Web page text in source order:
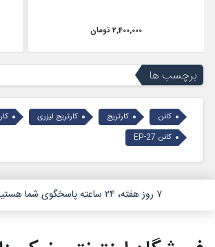
2,400,000 تومان
برچسب ها
کانن کارتریج کارتریج لیزری
کانن EP-27
۷ روز هفته، ۲۴ ساعته پاسخگوی شما هستیم.